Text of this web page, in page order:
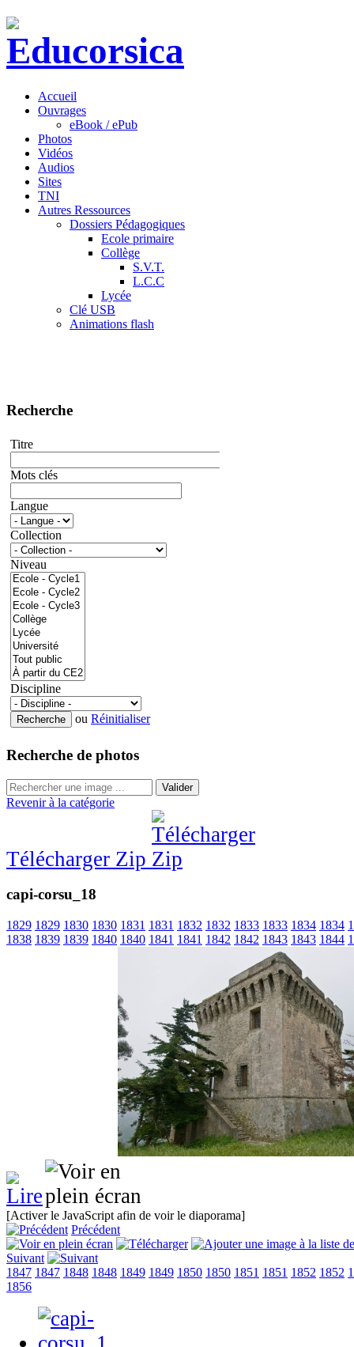
Accueil
Ouvrages
eBook / ePub
Photos
Vidéos
Audios
Sites
TNI
Autres Ressources
Dossiers Pédagogiques
Ecole primaire
Collège
S.V.T.
L.C.C
Lycée
Clé USB
Animations flash
Recherche
Titre
Mots clés
Langue
Collection
Niveau
Discipline
ou Réinitialiser
Recherche de photos
Valider
Revenir à la catégorie
Télécharger Zip
capi-corsu_18
1829 1829 1830 1830 1831 1831 1832 1832 1833 1833 1834 1834
1838 1839 1839 1840 1840 1841 1841 1842 1842 1843 1843 1844
[Activer le JavaScript afin de voir le diaporama]
Précédent
Suivant
1847 1847 1848 1848 1849 1849 1850 1850 1851 1851 1852 1852
1856